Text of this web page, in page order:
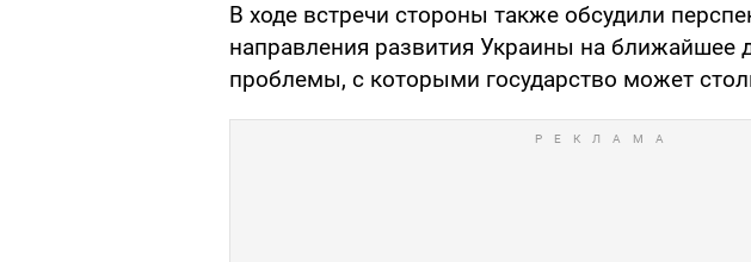
В ходе встречи стороны также обсудили
направления развития Украины на ближайшее
проблемы, с которыми государство может